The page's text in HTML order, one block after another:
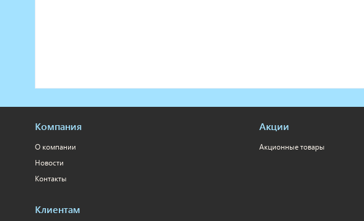
Компания
О компании
Новости
Контакты
Клиентам
Акции
Акционные товары